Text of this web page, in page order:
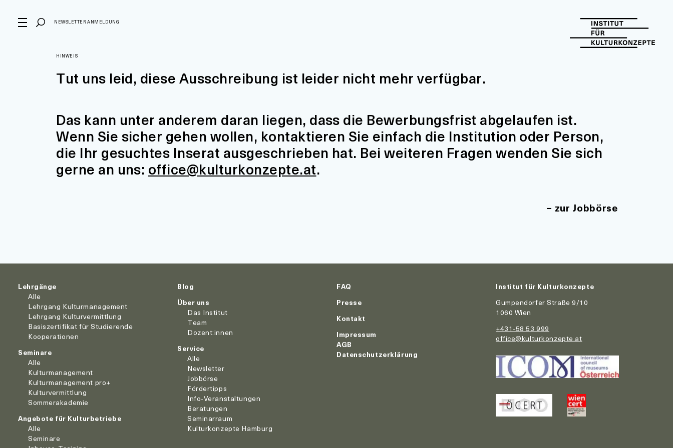
NEWSLETTER ANMELDUNG
HINWEIS
Tut uns leid, diese Ausschreibung ist leider nicht mehr verfügbar.
Das kann unter anderem daran liegen, dass die Bewerbungsfrist abgelaufen ist.
Wenn Sie sicher gehen wollen, kontaktieren Sie einfach die Institution oder Person,
die Ihr gesuchtes Inserat ausgeschrieben hat. Bei weiteren Fragen wenden Sie sich
gerne an uns: office@kulturkonzepte.at.
zur Jobbörse
Lehrgänge
Alle
Lehrgang Kulturmanagement
Lehrgang Kulturvermittlung
Basiszertifikat für Studierende
Kooperationen
Seminare
Alle
Kulturmanagement
Kulturmanagement pro+
Kulturvermittlung
Sommerakademie
Angebote für Kulturbetriebe
Alle
Seminare
Blog
Über uns
Das Institut
Team
Dozent:innen
Service
Alle
Newsletter
Jobbörse
Fördertipps
Info-Veranstaltungen
Beratungen
Seminarraum
Kulturkonzepte Hamburg
FAQ
Presse
Kontakt
Impressum
AGB
Datenschutzerklärung
Institut für Kulturkonzepte
Gumpendorfer Straße 9/10
1060 Wien
+431-58 53 999
office@kulturkonzepte.at